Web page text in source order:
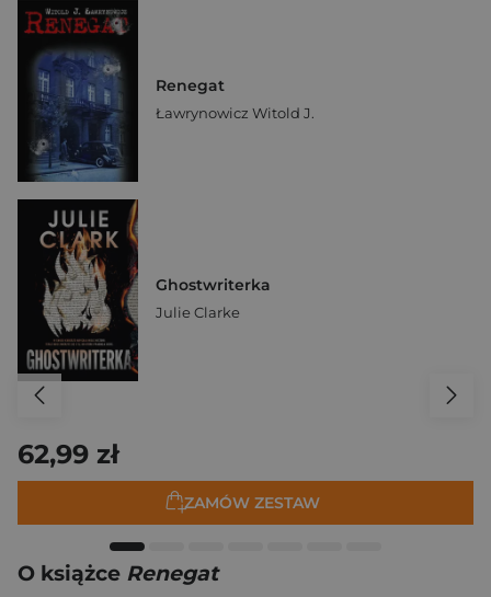
Renegat
Ławrynowicz Witold J.
Ghostwriterka
Julie Clarke
62,99 zł
ZAMÓW ZESTAW
O książce Renegat